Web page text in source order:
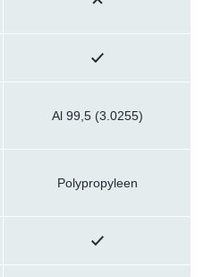
Al 99,5 (3.0255)
Polypropyleen